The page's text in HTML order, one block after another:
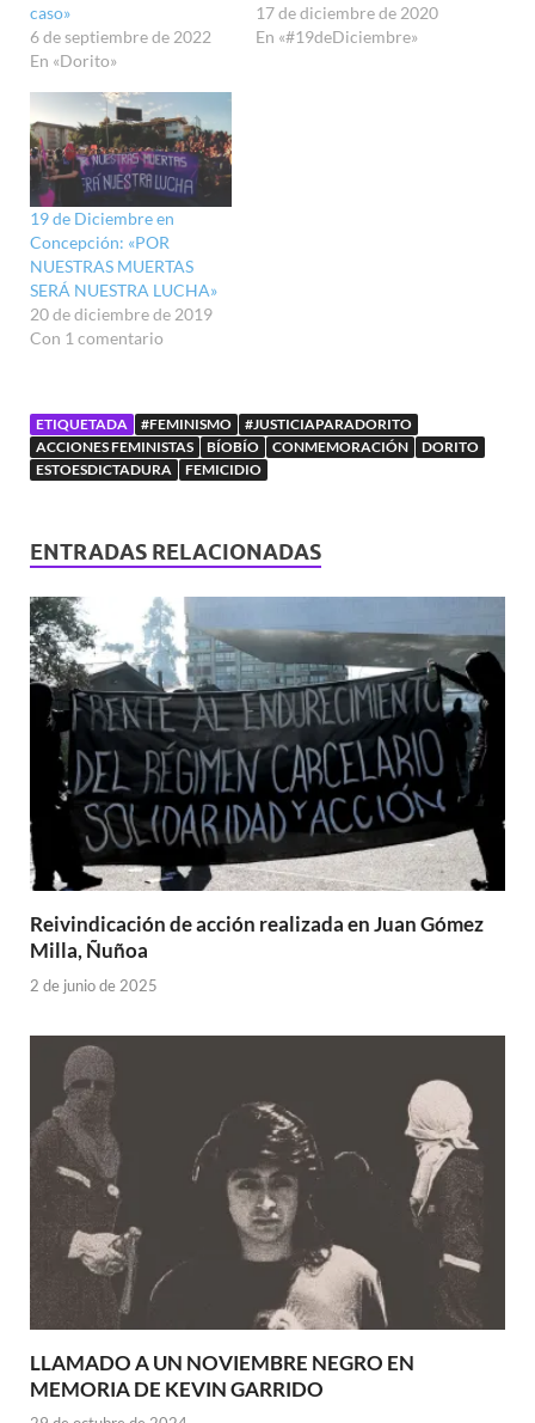
caso»
6 de septiembre de 2022
En «Dorito»
17 de diciembre de 2020
En «#19deDiciembre»
19 de Diciembre en
Concepción: «POR
NUESTRAS MUERTAS
SERÁ NUESTRA LUCHA»
20 de diciembre de 2019
Con 1 comentario
ETIQUETADA #FEMINISMO
#JUSTICIAPARADORITO
ACCIONES FEMINISTAS
BÍOBÍO CONMEMORACIÓN
DORITO
ESTOESDICTADURA
FEMICIDIO
ENTRADAS RELACIONADAS
Reivindicación de acción realizada en Juan Gómez
Milla, Ñuñoa
2 de junio de 2025
LLAMADO A UN NOVIEMBRE NEGRO EN
MEMORIA DE KEVIN GARRIDO